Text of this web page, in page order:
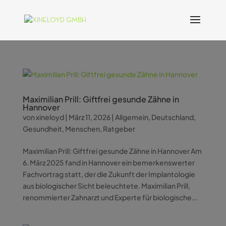
Maximilian Prill: Giftfrei gesunde Zähne in
Hannover
vonxineloyd| März 11, 2026| Allgemein, Deutschland,
Gesundheit, Menschen, Ratgeber
Maximilian Prill: Giftfrei gesunde Zähne in Hannover Am
6. März 2025 fand in Hannover ein bemerkenswerter
Fachvortrag statt, der die Zukunft der Implantologie
aus biologischer Sicht beleuchtete. Maximilian Prill,
renommierter Zahnarzt und Experte für biologische...